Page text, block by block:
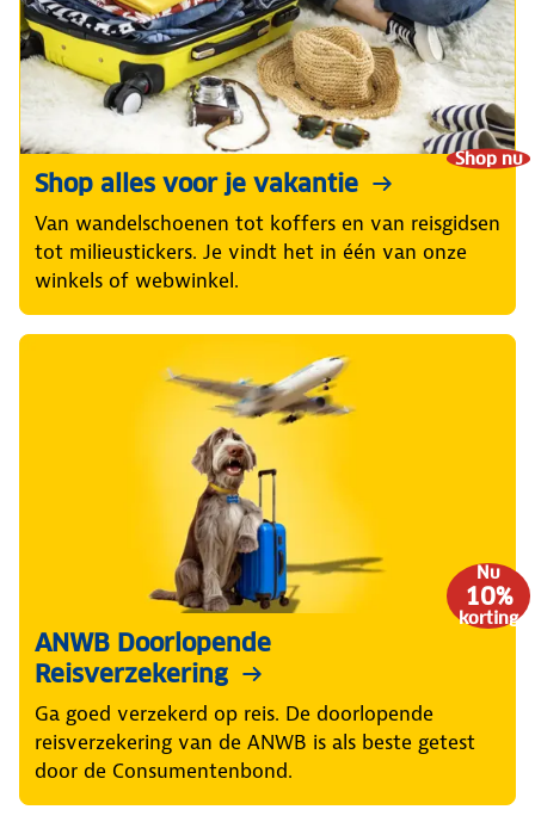
Shop nu
Shop alles voor je vakantie
Van wandelschoenen tot koffers en van reisgidsen
tot milieustickers. Je vindt het in één van onze
winkels of webwinkel.
Nu
10%
korting
ANWB Doorlopende
Reisverzekering
Ga goed verzekerd op reis. De doorlopende
reisverzekering van de ANWB is als beste getest
door de Consumentenbond.